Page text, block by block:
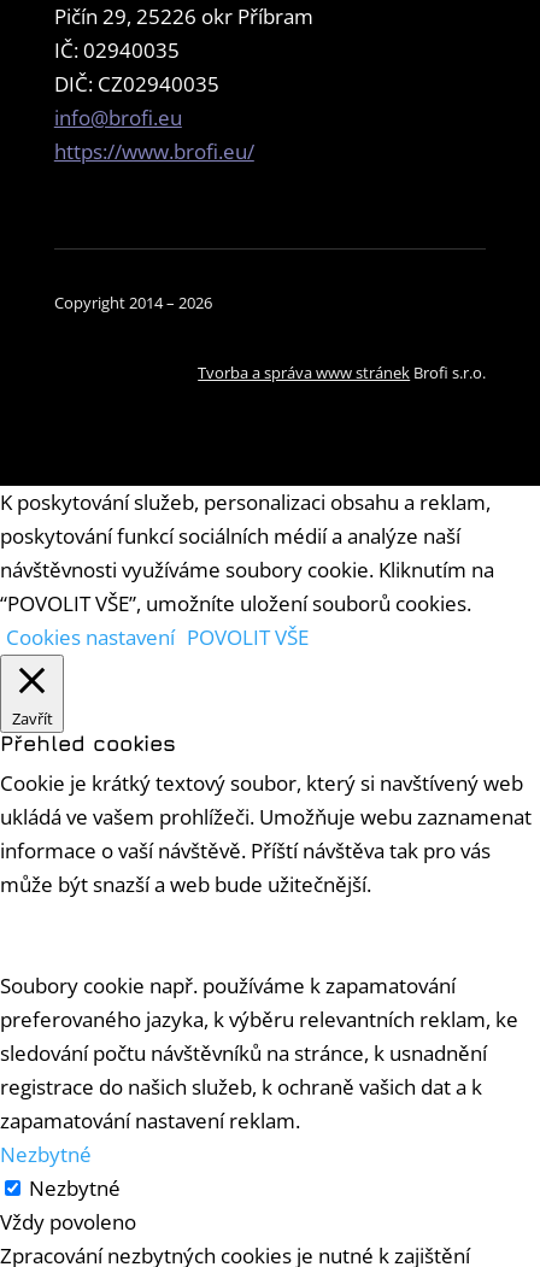
Pičín 29, 25226 okr Příbram
IČ: 02940035
DIČ: CZ02940035
info@brofi.eu
https://www.brofi.eu/
Copyright 2014 – 2026
Tvorba a správa www stránek Brofi s.r.o.
K poskytování služeb, personalizaci obsahu a reklam,
poskytování funkcí sociálních médií a analýze naší
návštěvnosti využíváme soubory cookie. Kliknutím na
“POVOLIT VŠE”, umožníte uložení souborů cookies.
Cookies nastavení POVOLIT VŠE
Zavřít
Přehled cookies
Cookie je krátký textový soubor, který si navštívený web
ukládá ve vašem prohlížeči. Umožňuje webu zaznamenat
informace o vaší návštěvě. Příští návštěva tak pro vás
může být snazší a web bude užitečnější.
Soubory cookie např. používáme k zapamatování
preferovaného jazyka, k výběru relevantních reklam, ke
sledování počtu návštěvníků na stránce, k usnadnění
registrace do našich služeb, k ochraně vašich dat a k
zapamatování nastavení reklam.
Nezbytné
Nezbytné
Vždy povoleno
Zpracování nezbytných cookies je nutné k zajištění